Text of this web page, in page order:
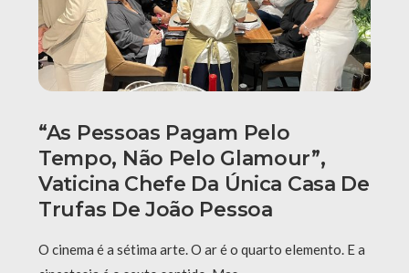
“As Pessoas Pagam Pelo
Tempo, Não Pelo Glamour”,
Vaticina Chefe Da Única Casa De
Trufas De João Pessoa
O cinema é a sétima arte. O ar é o quarto elemento. E a